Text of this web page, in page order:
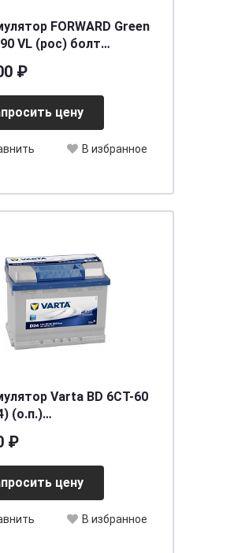
FORWARD Green
VL (рос) болт
₽
цену
В избранное
Varta BD 6CT-60
(о.п.)
₽
цену
В избранное